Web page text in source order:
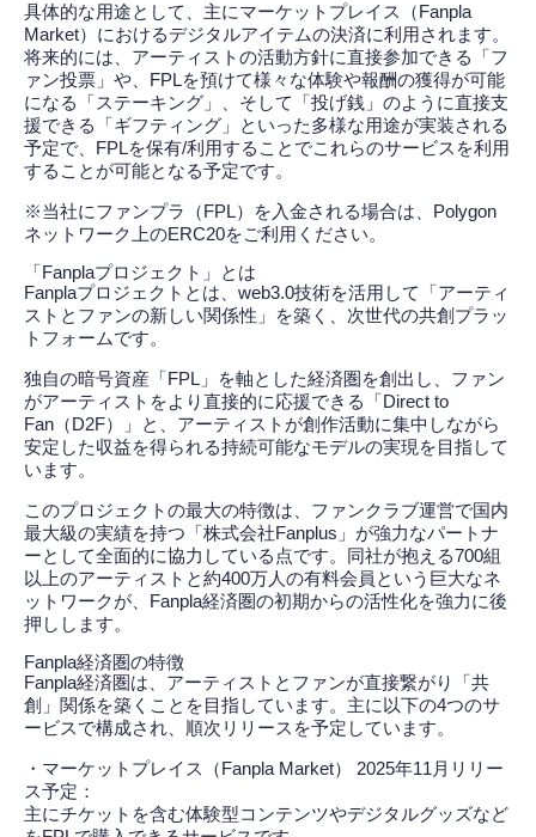
具体的な用途として、主にマーケットプレイス（Fanpla
Market）におけるデジタルアイテムの決済に利用されます。
将来的には、アーティストの活動方針に直接参加できる「フ
ァン投票」や、FPLを預けて様々な体験や報酬の獲得が可能
になる「ステーキング」、そして「投げ銭」のように直接支
援できる「ギフティング」といった多様な用途が実装される
予定で、FPLを保有/利用することでこれらのサービスを利用
することが可能となる予定です。
※当社にファンプラ（FPL）を入金される場合は、Polygon
ネットワーク上のERC20をご利用ください。
「Fanplaプロジェクト」とは
Fanplaプロジェクトとは、web3.0技術を活用して「アーティ
ストとファンの新しい関係性」を築く、次世代の共創プラッ
トフォームです。
独自の暗号資産「FPL」を軸とした経済圏を創出し、ファン
がアーティストをより直接的に応援できる「Direct to
Fan（D2F）」と、アーティストが創作活動に集中しながら
安定した収益を得られる持続可能なモデルの実現を目指して
います。
このプロジェクトの最大の特徴は、ファンクラブ運営で国内
最大級の実績を持つ「株式会社Fanplus」が強力なパートナ
ーとして全面的に協力している点です。同社が抱える700組
以上のアーティストと約400万人の有料会員という巨大なネ
ットワークが、Fanpla経済圏の初期からの活性化を強力に後
押しします。
Fanpla経済圏の特徴
Fanpla経済圏は、アーティストとファンが直接繋がり「共
創」関係を築くことを目指しています。主に以下の4つのサ
ービスで構成され、順次リリースを予定しています。
・マーケットプレイス（Fanpla Market） 2025年11月リリー
ス予定：
主にチケットを含む体験型コンテンツやデジタルグッズなど